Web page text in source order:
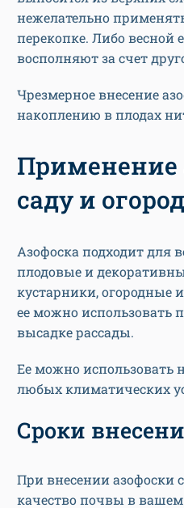
нежелательно
перекопке. Либо весной
восполняют за счет
Чрезмерное внесение
накоплению в плодах
Применение
саду и
Азофоска подходит для
плодовые и
кустарники, огородные
ее можно
высадке рассады.
Ее можно использовать
любых климатических
Сроки
При внесении азофоски
качество почвы в вашем